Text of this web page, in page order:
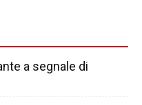
a segnale di